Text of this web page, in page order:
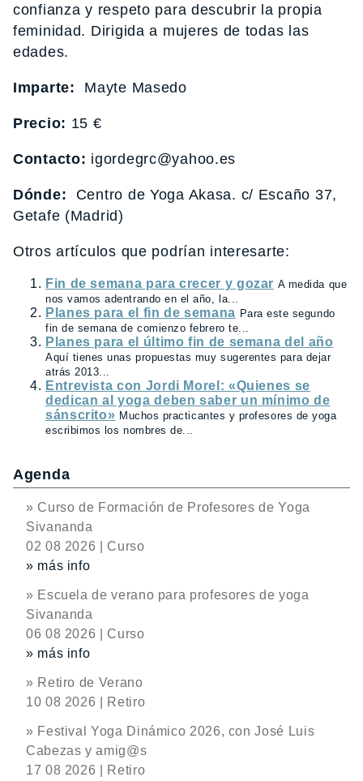
confianza y respeto para descubrir la propia
feminidad. Dirigida a mujeres de todas las
edades.
Imparte: Mayte Masedo
Precio: 15 €
Contacto: igordegrc@yahoo.es
Dónde:
Centro de Yoga Akasa. c/ Escaño 37,
Getafe (Madrid)
Otros artículos que podrían interesarte:
Fin de semana para crecer y gozar A medida que
nos vamos adentrando en el año, la...
Planes para el fin de semana Para este segundo
fin de semana de comienzo febrero te...
Planes para el último fin de semana del año
Aquí tienes unas propuestas muy sugerentes para dejar
atrás 2013...
Entrevista con Jordi Morel: «Quienes se
dedican al yoga deben saber un mínimo de
sánscrito» Muchos practicantes y profesores de yoga
escribimos los nombres de...
Agenda
» Curso de Formación de Profesores de Yoga
Sivananda
02 08 2026 | Curso
» más info
» Escuela de verano para profesores de yoga
Sivananda
06 08 2026 | Curso
» más info
» Retiro de Verano
10 08 2026 | Retiro
» Festival Yoga Dinámico 2026, con José Luis
Cabezas y amig@s
17 08 2026 | Retiro